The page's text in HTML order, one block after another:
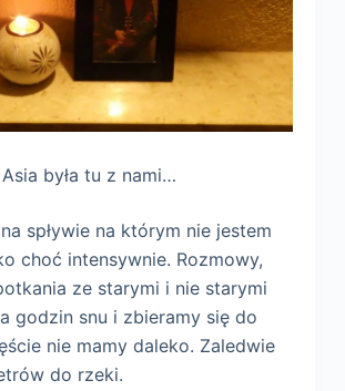
była tu z nami…
spływie na którym nie jestem
choć intensywnie. Rozmowy,
ze starymi i nie starymi
godzin snu i zbieramy się do
nie mamy daleko. Zaledwie
do rzeki.